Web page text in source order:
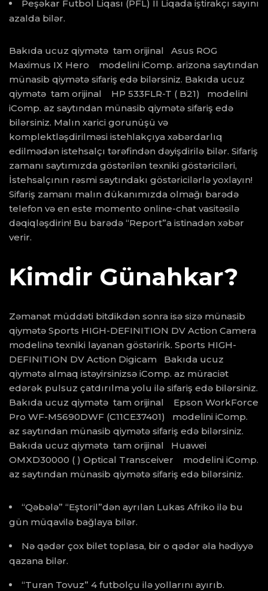
Peşəkar Futbol Liqası (PFL) II Liqada iştirakçı sayını
azalda bilər.
Bakıda ucuz qiymətə tam orijinal Asus ROG
Maximus IX Hero modelini iComp. arizona saytından
münasib qiymətə sifariş edə bilərsiniz. Bakıda ucuz
qiymətə tam orijinal HP 533FLR-T ( B21) modelini
iComp. az saytından münasib qiymətə sifariş edə
bilərsiniz. Malın xarici gorunüşü və
komplektləşdirilməsi istehlakçıya xəbərdarlıq
edilmədən istehsalçı tərəfindən dəyişdirilə bilər. Sifariş
zamanı saytımızda göstərilən texniki göstəriciləri,
İstehsalçının rəsmi saytındakı göstəricilərlə yoxlayın!
Sifariş zamanı malın dükanımızda olmağı barədə
telefon və en este momento online-chat vasitəsilə
dəqiqləşdirin! Bu barədə “Report”a istinadən xəbər
verir.
Kimdir Günahkar?
Zəmanət müddəti bitdikdən sonra isə sizə münasib
qiymətə Sports HIGH-DEFINITION DV Action Camera
modelinə texniki layanan göstəririk. Sports HIGH-
DEFINITION DV Action Digicam Bakıda ucuz
qiymətə almaq istəyirsinizsə iComp. az müraciət
edərək pulsuz çatdırılma yolu ilə sifariş edə bilərsiniz.
Bakıda ucuz qiymətə tam orijinal Epson WorkForce
Pro WF-M5690DWF (C11CE37401) modelini iComp.
az saytından münasib qiymətə sifariş edə bilərsiniz.
Bakıda ucuz qiymətə tam orijinal Huawei
OMXD30000 ( ) Optical Transceiver modelini iComp.
az saytından münasib qiymətə sifariş edə bilərsiniz.
“Qəbələ” “Eştoril”dən ayrılan Lukas Afriko ilə bu
gün müqavilə bağlaya bilər.
Nə qədər çox bilet toplasa, bir o qədər əla hədiyyə
qazana bilər.
“Turan Tovuz” 4 futbolçu ilə yollarını ayırıb.